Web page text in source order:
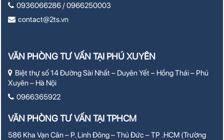
0936066286 / 0966250003
contact@2ts.vn
VĂN PHÒNG TƯ VẤN TẠI PHÚ XUYÊN
Biệt thự số 14 Đường Sài Nhất – Duyên Yết – Hồng Thái – Phú
Xuyên – Hà Nội
0966365922
VĂN PHÒNG TƯ VẤN TẠI TPHCM
586 Kha Vạn Cân – P. Linh Đông – Thủ Đức – TP .HCM (Trường